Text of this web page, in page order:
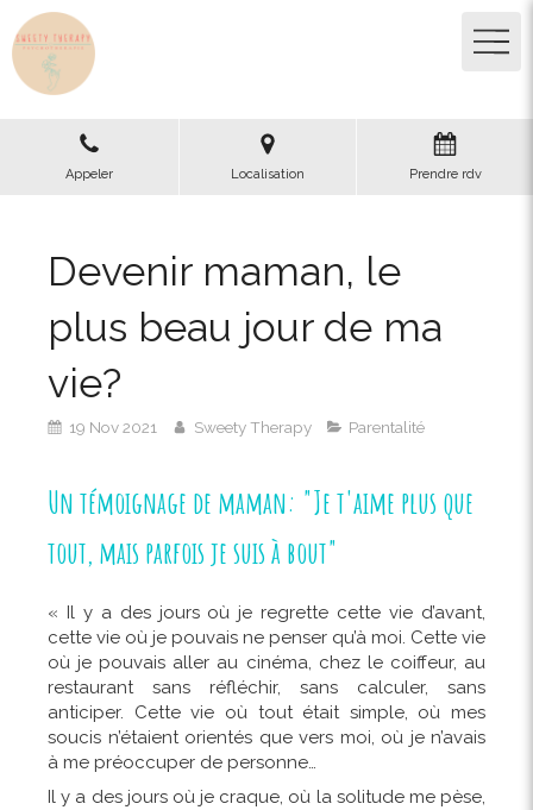
Appeler Localisation Prendre rdv
Devenir maman, le
plus beau jour de ma
vie?
19 Nov 2021 Sweety Therapy Parentalité
Un témoignage de maman: "Je t'aime plus que
tout, mais parfois je suis à bout"
« Il y a des jours où je regrette cette vie d’avant,
cette vie où je pouvais ne penser qu’à moi. Cette vie
où je pouvais aller au cinéma, chez le coiffeur, au
restaurant sans réfléchir, sans calculer, sans
anticiper. Cette vie où tout était simple, où mes
soucis n’étaient orientés que vers moi, où je n’avais
à me préoccuper de personne…
Il y a des jours où je craque, où la solitude me pèse,